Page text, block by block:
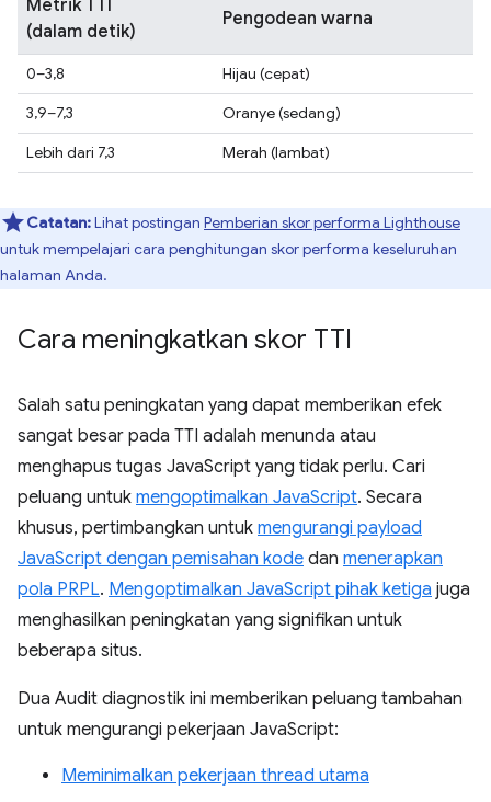
Metrik TTI
(dalam detik)
Pengodean warna
0–3,8
Hijau (cepat)
3,9–7,3
Oranye (sedang)
Lebih dari 7,3
Merah (lambat)
Catatan:Lihat postingan Pemberian skor performa Lighthouse
untuk mempelajari cara penghitungan skor performa keseluruhan
halaman Anda.
Cara meningkatkan skor TTI
Salah satu peningkatan yang dapat memberikan efek
sangat besar pada TTI adalah menunda atau
menghapus tugas JavaScript yang tidak perlu. Cari
peluang untuk mengoptimalkan JavaScript. Secara
khusus, pertimbangkan untuk mengurangi payload
JavaScript dengan pemisahan kode dan menerapkan
pola PRPL. Mengoptimalkan JavaScript pihak ketiga juga
menghasilkan peningkatan yang signifikan untuk
beberapa situs.
Dua Audit diagnostik ini memberikan peluang tambahan
untuk mengurangi pekerjaan JavaScript:
Meminimalkan pekerjaan thread utama